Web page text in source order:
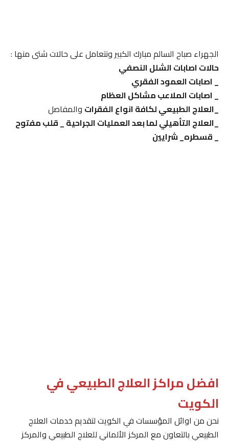
الجهراء صباح السالم مبارك الكبير ونتعامل على حالات شتى منها :
حالات اصابات الشلل النصفي
_ اصابات العمود الفقري
_ اصابات الملاعب مشاكل العظام
_العلاج الطبيعي لكافة انواع الفقرات والمفاصل
_العلاج التأهيلي لما بعد العمليات الجراحية _ قلب مفتوح
_ قسطره_ شرايين
افضل مراكز العلاج الطبيعي في
الكويت
نحن من اوائل المؤسسات في الكويت لتقديم خدمات العلاج
الطبيعي بالتعاون مع المركز الألماني للعلاج الطبيعي والمركز